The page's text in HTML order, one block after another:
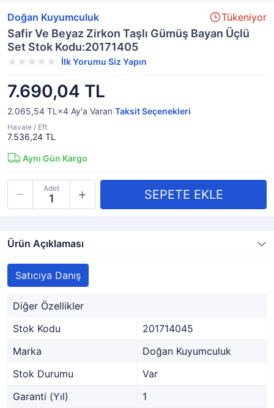
Doğan Kuyumculuk Tükeniyor
Safir Ve Beyaz Zirkon Taşlı Gümüş Bayan Üçlü
Set Stok Kodu:20171405
İlk Yorumu Siz Yapın
7.690,04 TL
2.065,54 TL×4 Ay'a Varan Taksit Seçenekleri
Havale / Eft
7.536,24 TL
Aynı Gün Kargo
Adet
Ürün Açıklaması
Satıcıya Danış
Diğer Özellikler
Stok Kodu
201714045
Marka
Doğan Kuyumculuk
Stok Durumu
Var
Garanti (Yıl)
1